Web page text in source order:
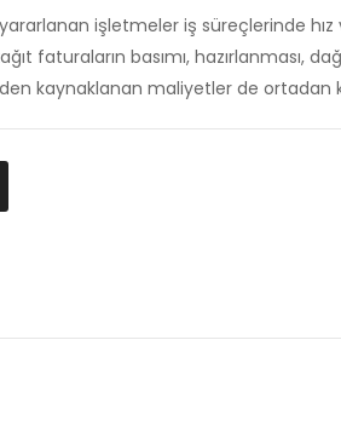
işletmeler iş süreçlerinde hız
faturaların basımı, hazırlanması,
kaynaklanan maliyetler de ortadan